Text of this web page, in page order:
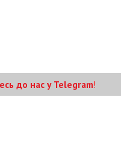
до нас у Telegram!